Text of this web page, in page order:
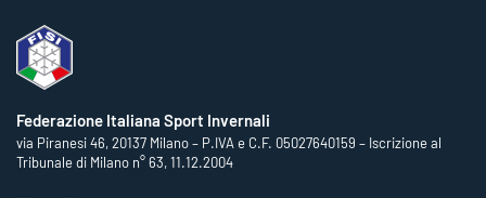
Federazione Italiana Sport Invernali
via Piranesi 46, 20137 Milano – P.IVA e C.F. 05027640159 – Iscrizione al
Tribunale di Milano n° 63, 11.12.2004